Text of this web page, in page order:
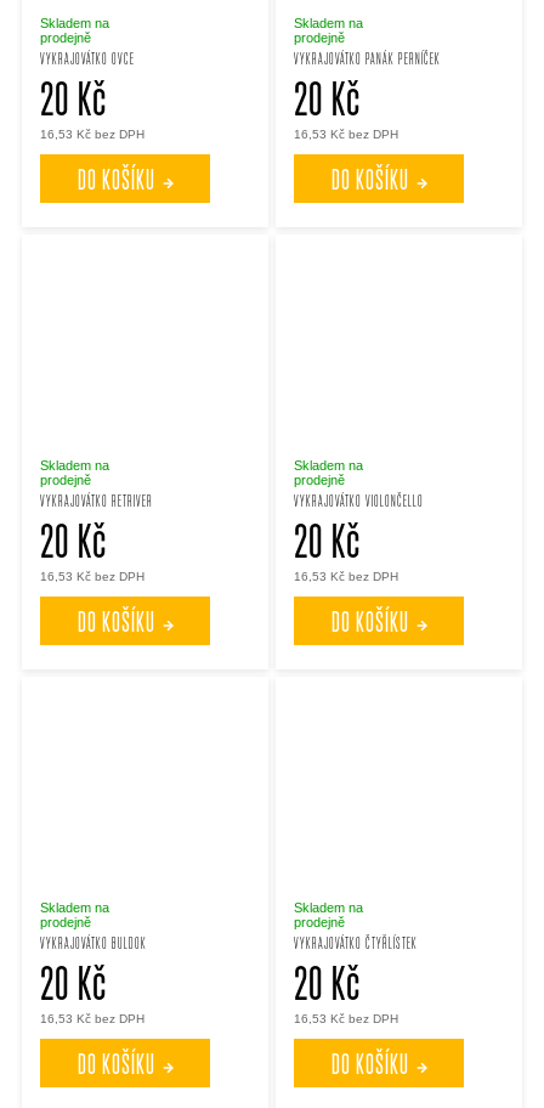
VYKRAJOVÁTKO OVCE
Skladem na
prodejně
16,53 Kč bez DPH
20 Kč
DO KOŠÍKU
VYKRAJOVÁTKO PANÁK PERNÍČEK
Skladem na
prodejně
16,53 Kč bez DPH
20 Kč
DO KOŠÍKU
VYKRAJOVÁTKO RETRIVER
Skladem na
prodejně
16,53 Kč bez DPH
20 Kč
DO KOŠÍKU
VYKRAJOVÁTKO VIOLONČELLO
Skladem na
prodejně
16,53 Kč bez DPH
20 Kč
DO KOŠÍKU
VYKRAJOVÁTKO BULDOK
Skladem na
prodejně
16,53 Kč bez DPH
20 Kč
DO KOŠÍKU
VYKRAJOVÁTKO ČTYŘLÍSTEK
Skladem na
prodejně
16,53 Kč bez DPH
20 Kč
DO KOŠÍKU